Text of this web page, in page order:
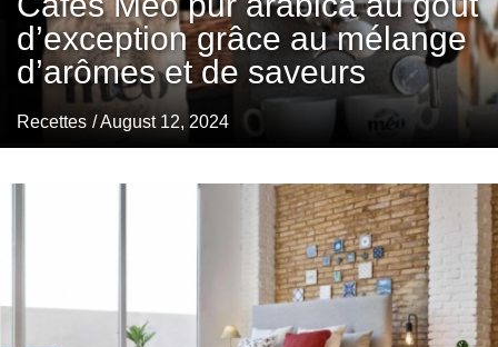
d’exception grâce au mélange
d’arômes et de saveurs
Recettes / August 12, 2024